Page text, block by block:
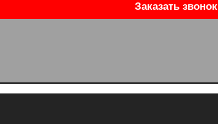
Заказать звонок